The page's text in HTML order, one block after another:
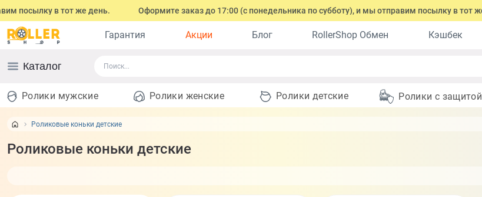
в тот же день. Оформите заказ до 17:00 (с понедельника по субботу), и мы отправим посылку в тот же день.
Гарантия Акции Блог RollerShop Обмен Кэшбек
Каталог
Ролики мужские Ролики женские Ролики детские Ролики с защитой
Роликовые коньки детские
Роликовые коньки детские